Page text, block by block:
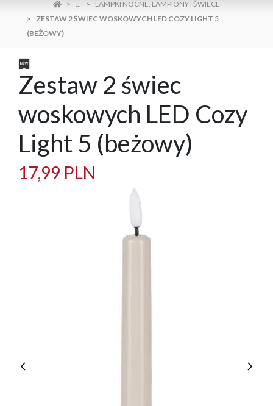
...
LAMPKI NOCNE, LAMPIONY I ŚWIECE
ZESTAW 2 ŚWIEC WOSKOWYCH LED COZY LIGHT 5
(BEŻOWY)
Zestaw 2 świec
woskowych LED Cozy
Light 5 (beżowy)
17,99 PLN